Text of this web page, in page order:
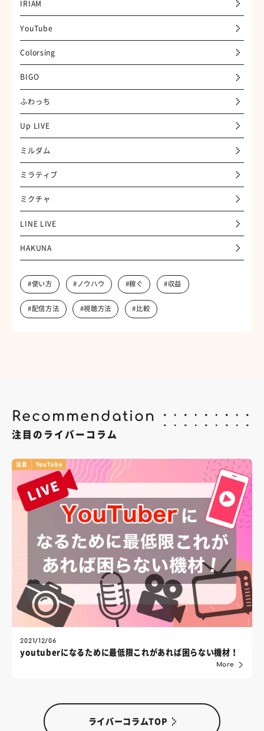
IRIAM
YouTube
Colorsing
BIGO
ふわっち
Up LIVE
ミルダム
ミラティブ
ミクチャ
LINE LIVE
HAKUNA
#使い方 #ノウハウ #稼ぐ #収益
#配信方法 #視聴方法 #比較
Recommendation
注目のライバーコラム
注目 YouTube
2021/12/06
youtuberになるために最低限これがあれば困らない機材！
More
ライバーコラムTOP